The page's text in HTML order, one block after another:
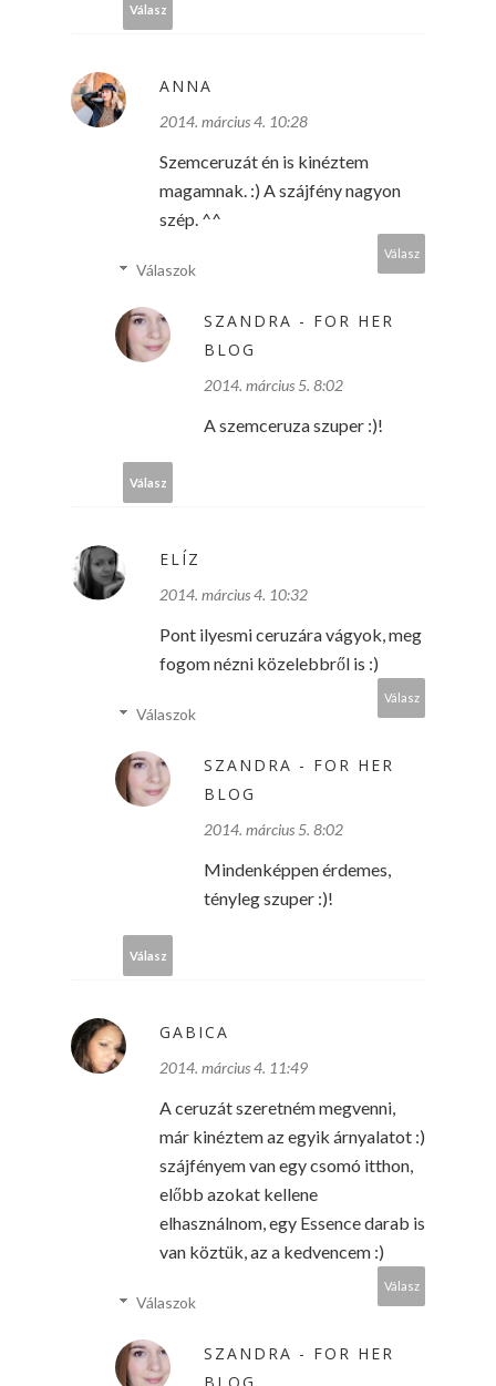
Válasz
ANNA
2014. március 4. 10:28
Szemceruzát én is kinéztem
magamnak. :) A szájfény nagyon
szép. ^^
Válasz
Válaszok
SZANDRA - FOR HER
BLOG
2014. március 5. 8:02
A szemceruza szuper :)!
Válasz
ELÍZ
2014. március 4. 10:32
Pont ilyesmi ceruzára vágyok, meg
fogom nézni közelebbről is :)
Válasz
Válaszok
SZANDRA - FOR HER
BLOG
2014. március 5. 8:02
Mindenképpen érdemes,
tényleg szuper :)!
Válasz
GABICA
2014. március 4. 11:49
A ceruzát szeretném megvenni,
már kinéztem az egyik árnyalatot :)
szájfényem van egy csomó itthon,
előbb azokat kellene
elhasználnom, egy Essence darab is
van köztük, az a kedvencem :)
Válasz
Válaszok
SZANDRA - FOR HER